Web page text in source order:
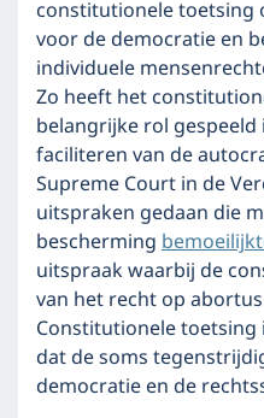
constitutionele toetsing
voor de democratie en
individuele
Zo heeft het
belangrijke rol gespeeld
faciliteren van de
Supreme Court in de
uitspraken gedaan die
bescherming
uitspraak waarbij de
van het recht op
Constitutionele
dat de soms
democratie en de